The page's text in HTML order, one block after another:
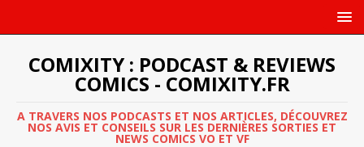
COMIXITY : PODCAST & REVIEWS
COMICS - COMIXITY.FR
A TRAVERS NOS PODCASTS ET NOS ARTICLES, DÉCOUVREZ
NOS AVIS ET CONSEILS SUR LES DERNIÈRES SORTIES ET
NEWS COMICS VO ET VF